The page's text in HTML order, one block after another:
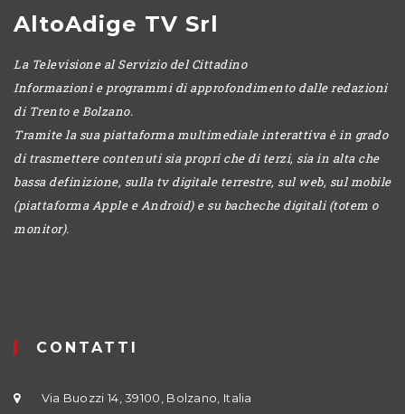
AltoAdige TV Srl
La Televisione al Servizio del Cittadino
Informazioni e programmi di approfondimento dalle redazioni
di Trento e Bolzano.
Tramite la sua piattaforma multimediale interattiva è in grado
di trasmettere contenuti sia propri che di terzi, sia in alta che
bassa definizione, sulla tv digitale terrestre, sul web, sul mobile
(piattaforma Apple e Android) e su bacheche digitali (totem o
monitor).
CONTATTI
Via Buozzi 14, 39100, Bolzano, Italia